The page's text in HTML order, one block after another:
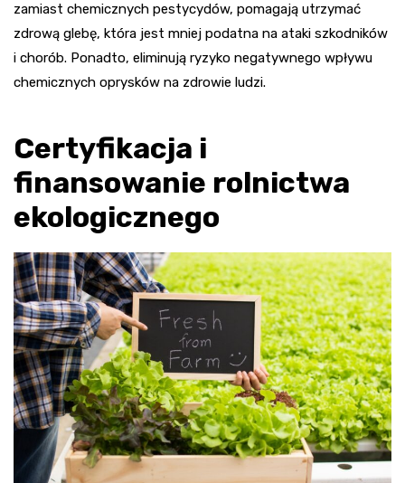
zamiast chemicznych pestycydów, pomagają utrzymać
zdrową glebę, która jest mniej podatna na ataki szkodników
i chorób. Ponadto, eliminują ryzyko negatywnego wpływu
chemicznych oprysków na zdrowie ludzi.
Certyfikacja i
finansowanie rolnictwa
ekologicznego